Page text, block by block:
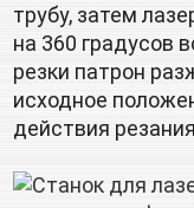
трубу, затем
на 360 градусов
резки патрон
исходное
действия